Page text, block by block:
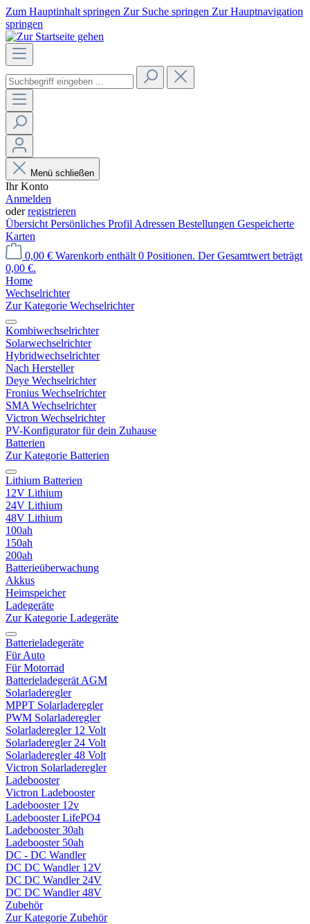
Zum Hauptinhalt springen Zur Suche springen Zur Hauptnavigation
springen
Menü schließen
Ihr Konto
Anmelden
oderregistrieren
Übersicht Persönliches Profil Adressen Bestellungen Gespeicherte
Karten
0,00 € Warenkorb enthält 0 Positionen. Der Gesamtwert beträgt
0,00 €.
Home
Wechselrichter
Zur Kategorie Wechselrichter
Kombiwechselrichter
Solarwechselrichter
Hybridwechselrichter
Nach Hersteller
Deye Wechselrichter
Fronius Wechselrichter
SMA Wechselrichter
Victron Wechselrichter
PV-Konfigurator für dein Zuhause
Batterien
Zur Kategorie Batterien
Lithium Batterien
12V Lithium
24V Lithium
48V Lithium
100ah
150ah
200ah
Batterieüberwachung
Akkus
Heimspeicher
Ladegeräte
Zur Kategorie Ladegeräte
Batterieladegeräte
Für Auto
Für Motorrad
Batterieladegerät AGM
Solarladeregler
MPPT Solarladeregler
PWM Solarladeregler
Solarladeregler 12 Volt
Solarladeregler 24 Volt
Solarladeregler 48 Volt
Victron Solarladeregler
Ladebooster
Victron Ladebooster
Ladebooster 12v
Ladebooster LifePO4
Ladebooster 30ah
Ladebooster 50ah
DC - DC Wandler
DC DC Wandler 12V
DC DC Wandler 24V
DC DC Wandler 48V
Zubehör
Zur Kategorie Zubehör